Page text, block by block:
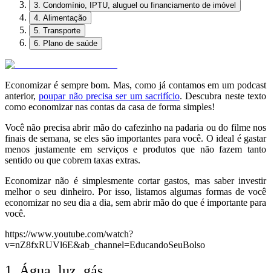
3. Condomínio, IPTU, aluguel ou financiamento de imóvel
4. Alimentação
5. Transporte
6. Plano de saúde
Economizar é sempre bom. Mas, como já contamos em um podcast
anterior,poupar não precisa ser um sacrifício. Descubra neste texto
como economizar nas contas da casa de forma simples!
Você não precisa abrir mão do cafezinho na padaria ou do filme nos
finais de semana, se eles são importantes para você. O ideal é gastar
menos justamente em serviços e produtos que não fazem tanto
sentido ou que cobrem taxas extras.
Economizar não é simplesmente cortar gastos, mas saber investir
melhor o seu dinheiro. Por isso, listamos algumas formas de você
economizar no seu dia a dia, sem abrir mão do que é importante para
você.
https://www.youtube.com/watch?
v=nZ8fxRUVl6E&ab_channel=EducandoSeuBolso